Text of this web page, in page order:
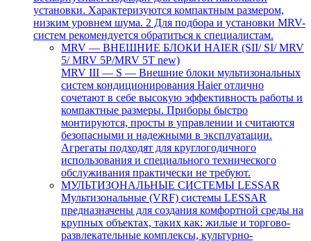
установки. Характеризуются компактным размером,
низким уровнем шума. 2 Для подбора и установки MRV-
систем рекомендуется обратиться к специалистам.
MRV — ВНЕШНИЕ БЛОКИ HAIER (SII/ SI/ MRV
5/ MRV 5P/MRV 5T new)
MRV III — S — Внешние блоки мультизональных
систем кондиционирования Haier отлично
сочетают в себе высокую эффективность работы и
компактные размеры. Приборы быстро
монтируются, просты в управлении и считаются
безопасными и надежными в эксплуатации.
Агрегаты подходят для круглогодичного
использования и специального технического
обслуживания практически не требуют.
МУЛЬТИЗОНАЛЬНЫЕ СИСТЕМЫ LESSAR
Мультизональные (VRF) системы LESSAR
предназначены для создания комфортной среды на
крупных объектах, таких как: жилые и торгово-
развлекательные комплексы, культурно-